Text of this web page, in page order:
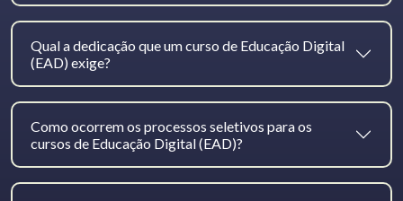
Qual a dedicação que um curso de Educação Digital
(EAD) exige?
Como ocorrem os processos seletivos para os
cursos de Educação Digital (EAD)?